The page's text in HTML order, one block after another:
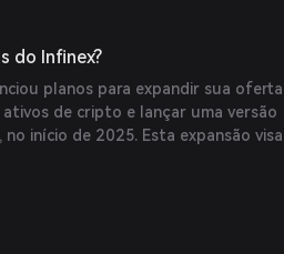
do Infinex?
planos para expandir sua oferta
de cripto e lançar uma versão
início de 2025. Esta expansão visa
e a escalabilidade, proporcionando
eficiente e abrangente.